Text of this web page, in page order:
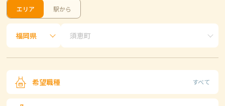
エリア 駅から
希望職種 すべて